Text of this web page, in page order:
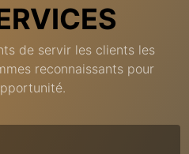
de servir les clients les
reconnaissants pour